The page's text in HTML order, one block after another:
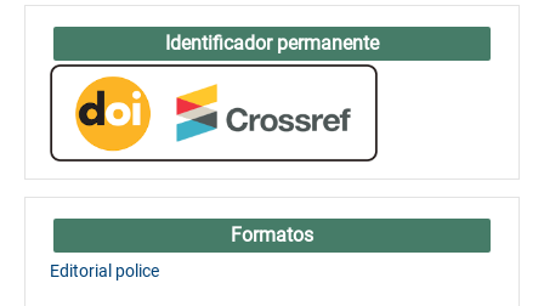
Identificador permanente
Formatos
Editorial police